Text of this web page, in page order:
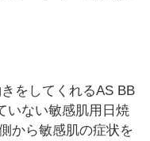
をしてくれるAS BB
いない敏感肌用日焼
から敏感肌の症状を